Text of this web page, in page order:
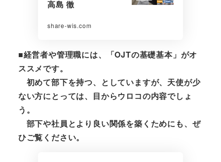
高島 徹
share-wis.com
■経営者や管理職には、「OJTの基礎基本」がオ
ススメです。
初めて部下を持つ、としていますが、天使が少
ない方にとっては、目からウロコの内容でしょ
う。
部下や社員とより良い関係を築くためにも、ぜ
ひご覧ください。